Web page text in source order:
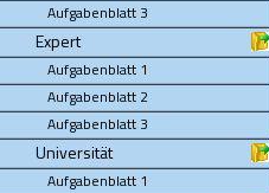
Aufgabenblatt 3
Expert
Aufgabenblatt 1
Aufgabenblatt 2
Aufgabenblatt 3
Universität
Aufgabenblatt 1